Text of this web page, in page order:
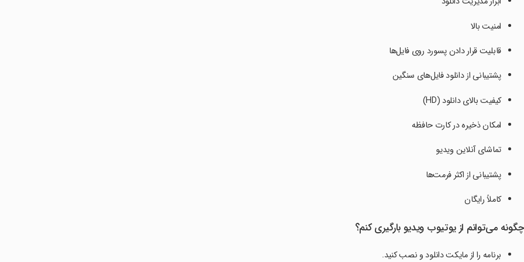
امنیت بالا
قابلیت قرار دادن پسورد روی فایل‌ها
پشتیبانی از دانلود فایل‌های سنگین
کیفیت بالای دانلود (HD)
امکان ذخیره در کارت حافظه
تماشای آنلاین ویدیو
پشتیبانی از اکثر فرمت‌ها
کاملاً رایگان
چگونه می‌توانم از یوتیوب ویدیو بارگیری کنم؟
برنامه را از مایکت دانلود و نصب کنید.